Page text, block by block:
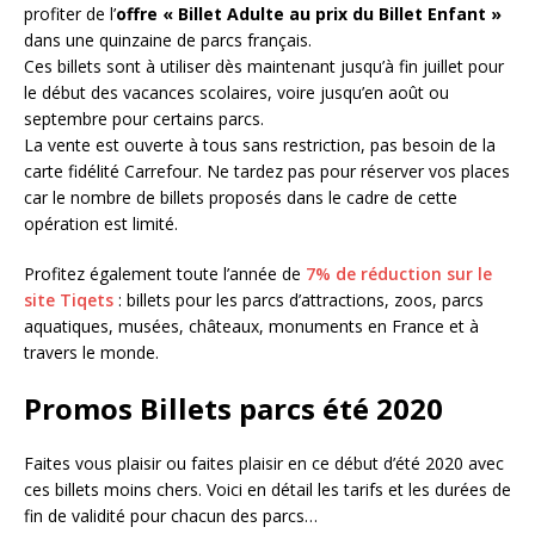
profiter de l’offre « Billet Adulte au prix du Billet Enfant »
dans une quinzaine de parcs français.
Ces billets sont à utiliser dès maintenant jusqu’à fin juillet pour
le début des vacances scolaires, voire jusqu’en août ou
septembre pour certains parcs.
La vente est ouverte à tous sans restriction, pas besoin de la
carte fidélité Carrefour. Ne tardez pas pour réserver vos places
car le nombre de billets proposés dans le cadre de cette
opération est limité.
Profitez également toute l’année de 7% de réduction sur le
site Tiqets : billets pour les parcs d’attractions, zoos, parcs
aquatiques, musées, châteaux, monuments en France et à
travers le monde.
Promos Billets parcs été 2020
Faites vous plaisir ou faites plaisir en ce début d’été 2020 avec
ces billets moins chers. Voici en détail les tarifs et les durées de
fin de validité pour chacun des parcs…